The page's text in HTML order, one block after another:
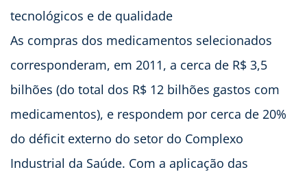
tecnológicos e de qualidade
As compras dos medicamentos selecionados
corresponderam, em 2011, a cerca de R$ 3,5
bilhões (do total dos R$ 12 bilhões gastos com
medicamentos), e respondem por cerca de 20%
do déficit externo do setor do Complexo
Industrial da Saúde. Com a aplicação das